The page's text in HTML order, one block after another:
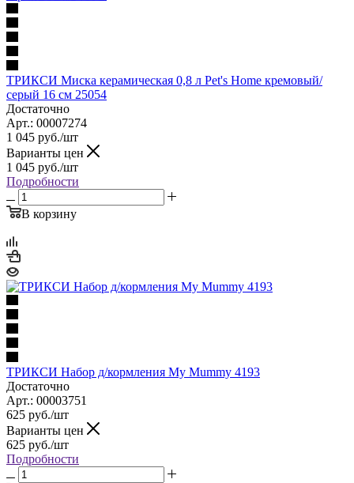
ТРИКСИ Миска керамическая 0,8 л Pet's Home кремовый/
серый 16 см 25054
Достаточно
Арт.: 00007274
1 045 руб./шт
Варианты цен
1 045 руб./шт
Подробности
В корзину
ТРИКСИ Набор д/кормления My Mummy 4193
Достаточно
Арт.: 00003751
625 руб./шт
Варианты цен
625 руб./шт
Подробности